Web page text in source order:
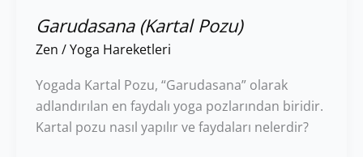
Garudasana (Kartal Pozu)
Zen /Yoga Hareketleri
Yogada Kartal Pozu, “Garudasana” olarak
adlandırılan en faydalı yoga pozlarından biridir.
Kartal pozu nasıl yapılır ve faydaları nelerdir?